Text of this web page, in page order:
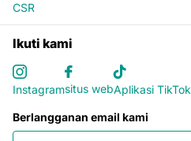
CSR
Ikuti kami
Instagramsitus webAplikasi TikTok
Berlangganan email kami